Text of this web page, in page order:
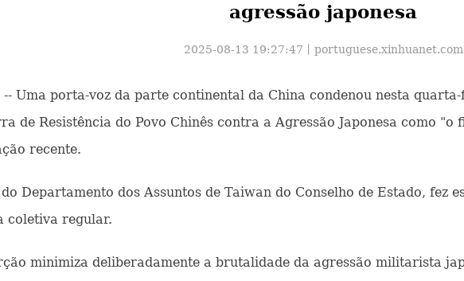
agressão japonesa
2025-08-13 19:27:47丨 portuguese.xinhuanet.com
Uma porta-voz da parte continental da China condenou nesta
de Resistência do Povo Chinês contra a Agressão Japonesa como "o
recente.
Departamento dos Assuntos de Taiwan do Conselho de Estado, fez
coletiva regular.
minimiza deliberadamente a brutalidade da agressão militarista